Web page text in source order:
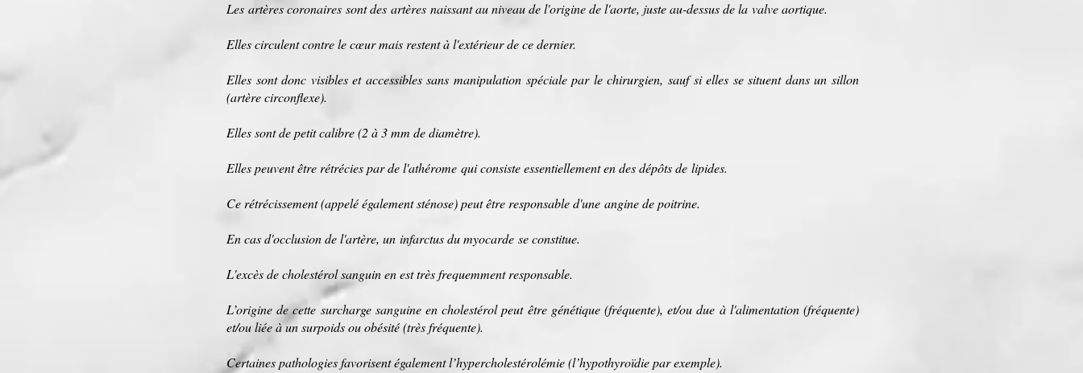
Les artères coronaires sont des artères naissant au niveau de l'origine de l'aorte, juste au-dessus de la valve aortique.
Elles circulent contre le cœur mais restent à l'extérieur de ce dernier.
Elles sont donc visibles et accessibles sans manipulation spéciale par le chirurgien, sauf si elles se situent dans un sillon
(artère circonflexe).
Elles sont de petit calibre (2 à 3 mm de diamètre).
Elles peuvent être rétrécies par de l'athérome qui consiste essentiellement en des dépôts de lipides.
Ce rétrécissement (appelé également sténose) peut être responsable d'une angine de poitrine.
En cas d'occlusion de l'artère, un infarctus du myocarde se constitue.
L'excès de cholestérolsanguin en est très frequemment responsable.
L’origine de cette surchargesanguine en cholestérol peut être génétique(fréquente), et/ou due à l'alimentation(fréquente)
et/ou liée à unsurpoidsouobésité(très fréquente).
Certainespathologiesfavorisent également l’hypercholestérolémie (l’hypothyroïdiepar exemple).